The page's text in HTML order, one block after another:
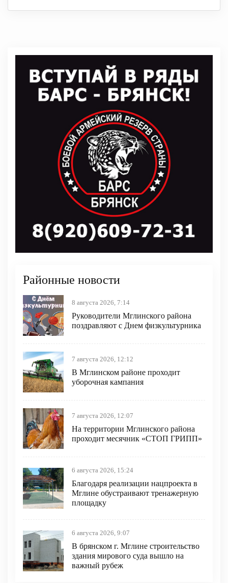
Районные новости
8 августа 2026, 7:14
Руководители Мглинского района
поздравляют с Днем физкультурника
7 августа 2026, 12:12
В Мглинском районе проходит
уборочная кампания
7 августа 2026, 12:07
На территории Мглинского района
проходит месячник «СТОП ГРИПП»
6 августа 2026, 15:24
Благодаря реализации нацпроекта в
Мглине обустраивают тренажерную
площадку
6 августа 2026, 9:07
В брянском г. Мглине строительство
здания мирового суда вышло на
важный рубеж